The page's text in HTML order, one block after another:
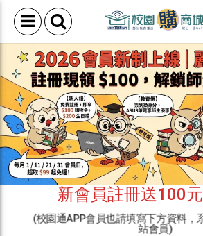
新會員註冊送100
(校園通APP會員也請填寫下方資料，
站會員)